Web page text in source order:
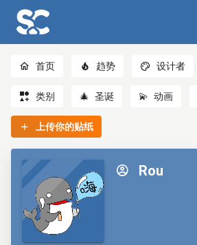
首页 趋势 设计者
类别 🎄 圣诞 💫 动画
上传你的贴纸
Rou